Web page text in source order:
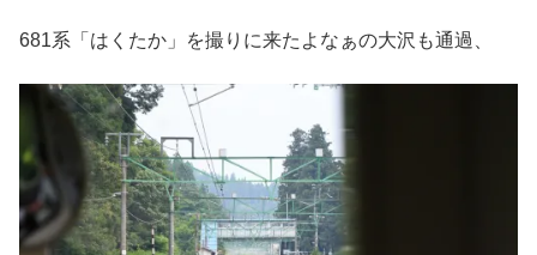
681系「はくたか」を撮りに来たよなぁの大沢も通過、